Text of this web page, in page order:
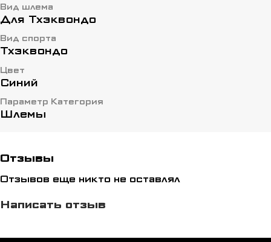
Вид шлема
Для Тхэквондо
Вид спорта
Тхэквондо
Цвет
Синий
Параметр Категория
Шлемы
Отзывы
Отзывов еще никто не оставлял
Написать отзыв